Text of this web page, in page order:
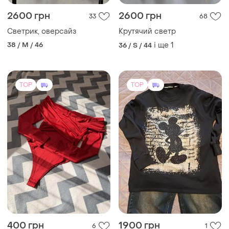
TOP
400 грн 6
500 грн -20%
Неймовірний бодік ,
червоного кольору
44 і ще 1
TOP
1900 грн
1950 грн
Світшот з мікі в люкс якості
батал
52-54 і ще 1